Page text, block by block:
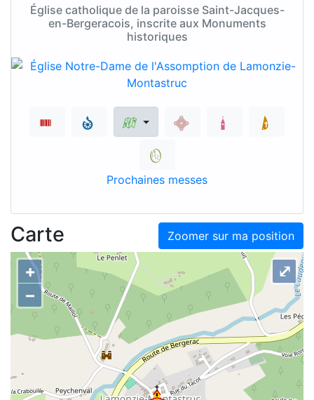
Église catholique de la paroisse Saint-Jacques-
en-Bergeracois, inscrite aux Monuments
historiques
Prochaines messes
Zoomer sur ma position
Carte
+
–
⤢